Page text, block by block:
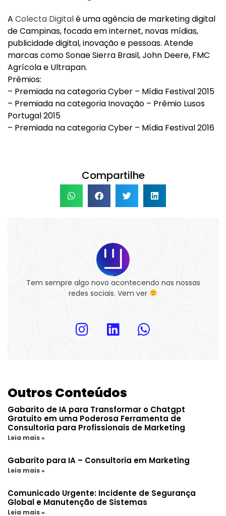
A Colecta Digitalé uma agência de marketing digital
de Campinas, focada em internet, novas mídias,
publicidade digital, inovação e pessoas. Atende
marcas como Sonae Sierra Brasil, John Deere, FMC
Agrícola e Ultrapan.
Prêmios:
– Premiada na categoria Cyber – Mídia Festival 2015
– Premiada na categoria Inovação – Prêmio Lusos
Portugal 2015
– Premiada na categoria Cyber – Mídia Festival 2016
Compartilhe
Tem sempre algo novo acontecendo nas nossas
redes sociais. Vem ver
Outros Conteúdos
Gabarito de IA para Transformar o Chatgpt
Gratuito em uma Poderosa Ferramenta de
Consultoria para Profissionais de Marketing
Leia mais »
Gabarito para IA – Consultoria em Marketing
Leia mais »
Comunicado Urgente: Incidente de Segurança
Global e Manutenção de Sistemas
Leia mais »